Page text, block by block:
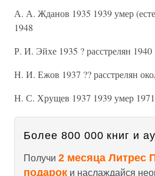
А. А. Жданов 1935 1939 умер
1948
Р. И. Эйхе 1935 ? расстрелян 1940
Н. И. Ежов 1937 ?? расстрелян
Н. С. Хрущев 1937 1939 умер 1971
Более 800 000 книг и
Получи 2 месяца Литрес
подарок и наслаждайся